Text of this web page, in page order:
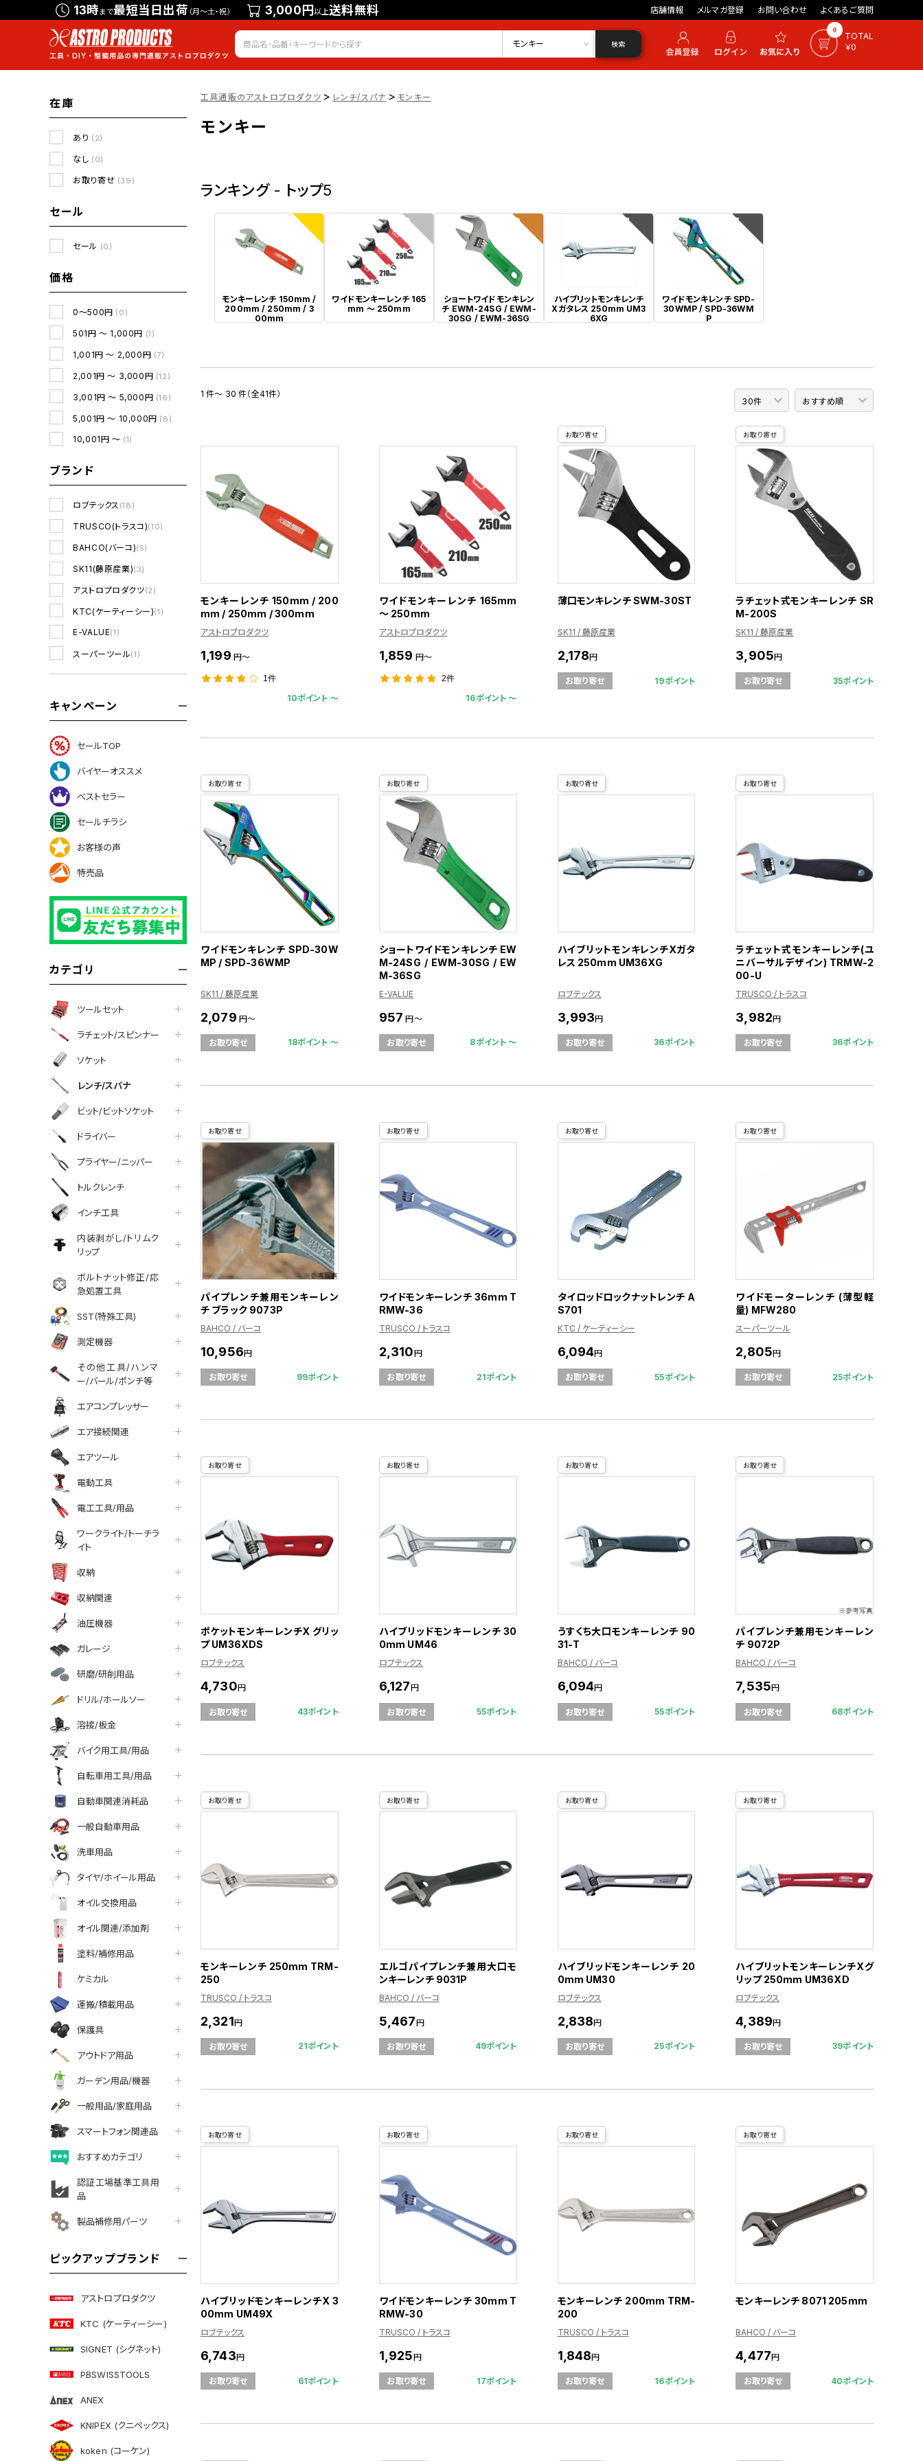
13時まで最短当日出荷 （月～土・祝） 3,000円以上送料無料 店舗情報 メルマガ登録 お問い合わせ よくあるご質問
会員登録 ログイン お気に入り 0
TOTAL
￥0
モンキー 検索
在庫
あり (2)
なし (0)
お取り寄せ (39)
セール
セール (0)
価格
0～500円 (0)
501円 ～ 1,000円 (1)
1,001円 ～ 2,000円 (7)
2,001円 ～ 3,000円 (12)
3,001円 ～ 5,000円 (16)
5,001円 ～ 10,000円 (8)
10,001円 ～ (1)
ブランド
ロブテックス (18)
TRUSCO(トラスコ)(10)
BAHCO(バーコ)(5)
SK11(藤原産業)(3)
アストロプロダクツ(2)
KTC(ケーティーシー)(1)
E-VALUE(1)
スーパーツール(1)
キャンペーン
セールTOP
バイヤーオススメ
ベストセラー
セールチラシ
お客様の声
特売品
カテゴリ
ツールセット
ラチェット/スピンナー
ソケット
レンチ/スパナ
ビット/ビットソケット
ドライバー
プライヤー/ニッパー
トルクレンチ
インチ工具
内装剥がし/トリムク
リップ
ボルトナット修正/応
急処置工具
SST(特殊工具)
測定機器
その他工具/ハンマ
ー/バール/ポンチ等
エアコンプレッサー
エア接続関連
エアツール
電動工具
電工工具/用品
ワークライト/トーチラ
イト
収納
収納関連
油圧機器
ガレージ
研磨/研削用品
ドリル/ホールソー
溶接/板金
バイク用工具/用品
自転車用工具/用品
自動車関連消耗品
一般自動車用品
洗車用品
タイヤ/ホイール用品
オイル交換用品
オイル関連/添加剤
塗料/補修用品
ケミカル
運搬/積載用品
保護具
アウトドア用品
ガーデン用品/機器
一般用品/家庭用品
スマートフォン関連品
おすすめカテゴリ
認証工場基準工具用
品
製品補修用パーツ
ピックアップブランド
アストロプロダクツ
KTC (ケーティーシー)
SIGNET (シグネット)
PBSWISSTOOLS
ANEX
KNIPEX (クニペックス)
koken (コーケン)
工具通販のアストロプロダクツ > レンチ/スパナ > モンキー
モンキー
ランキング - トップ5
1
モンキーレンチ 150mm /
200mm / 250mm / 3
00mm
2
ワイドモンキーレンチ 165
mm ～ 250mm
3
ショートワイドモンキレン
チ EWM-24SG / EWM-
30SG / EWM-36SG
4
ハイブリットモンキレンチ
Xガタレス 250mm UM3
6XG
5
ワイドモンキレンチ SPD-
30WMP / SPD-36WM
P
1 件～ 30 件（全41件）
モンキーレンチ 150mm / 200
mm / 250mm / 300mm
アストロプロダクツ
1,199 円～
1件
10ポイント 〜
ワイドモンキーレンチ 165mm
～ 250mm
アストロプロダクツ
1,859 円～
2件
16ポイント 〜
お取り寄せ
薄口モンキレンチ SWM-30ST
SK11 / 藤原産業
2,178円
お取り寄せ 19ポイント
お取り寄せ
ラチェット式モンキーレンチ SR
M-200S
SK11 / 藤原産業
3,905円
お取り寄せ 35ポイント
お取り寄せ
ワイドモンキレンチ SPD-30W
MP / SPD-36WMP
SK11 / 藤原産業
2,079 円～
お取り寄せ 18ポイント 〜
お取り寄せ
ショートワイドモンキレンチ EW
M-24SG / EWM-30SG / EW
M-36SG
E-VALUE
957 円～
お取り寄せ 8ポイント 〜
お取り寄せ
ハイブリットモンキレンチXガタ
レス 250mm UM36XG
ロブテックス
3,993円
お取り寄せ 36ポイント
お取り寄せ
ラチェット式モンキーレンチ(ユ
ニバーサルデザイン) TRMW-2
00-U
TRUSCO / トラスコ
3,982円
お取り寄せ 36ポイント
お取り寄せ
パイプレンチ兼用モンキーレン
チ ブラック 9073P
BAHCO / バーコ
10,956円
お取り寄せ 99ポイント
お取り寄せ
ワイドモンキーレンチ 36mm T
RMW-36
TRUSCO / トラスコ
2,310円
お取り寄せ 21ポイント
お取り寄せ
タイロッドロックナットレンチ A
S701
KTC / ケーティーシー
6,094円
お取り寄せ 55ポイント
お取り寄せ
ワイドモーターレンチ (薄型軽
量) MFW280
スーパーツール
2,805円
お取り寄せ 25ポイント
お取り寄せ
ポケットモンキーレンチX グリッ
プ UM36XDS
ロブテックス
4,730円
お取り寄せ 43ポイント
お取り寄せ
ハイブリッドモンキーレンチ 30
0mm UM46
ロブテックス
6,127円
お取り寄せ 55ポイント
お取り寄せ
うすくち大口モンキーレンチ 90
31-T
BAHCO / バーコ
6,094円
お取り寄せ 55ポイント
お取り寄せ
パイプレンチ兼用モンキーレン
チ 9072P
BAHCO / バーコ
7,535円
お取り寄せ 68ポイント
お取り寄せ
モンキーレンチ 250mm TRM-
250
TRUSCO / トラスコ
2,321円
お取り寄せ 21ポイント
お取り寄せ
エルゴパイプレンチ兼用大口モ
ンキーレンチ 9031P
BAHCO / バーコ
5,467円
お取り寄せ 49ポイント
お取り寄せ
ハイブリッドモンキーレンチ 20
0mm UM30
ロブテックス
2,838円
お取り寄せ 25ポイント
お取り寄せ
ハイブリットモンキーレンチXグ
リップ 250mm UM36XD
ロブテックス
4,389円
お取り寄せ 39ポイント
お取り寄せ
ハイブリッドモンキーレンチX 3
00mm UM49X
ロブテックス
6,743円
お取り寄せ 61ポイント
お取り寄せ
ワイドモンキーレンチ 30mm T
RMW-30
TRUSCO / トラスコ
1,925円
お取り寄せ 17ポイント
お取り寄せ
モンキーレンチ 200mm TRM-
200
TRUSCO / トラスコ
1,848円
お取り寄せ 16ポイント
お取り寄せ
モンキーレンチ 8071 205mm
BAHCO / バーコ
4,477円
お取り寄せ 40ポイント